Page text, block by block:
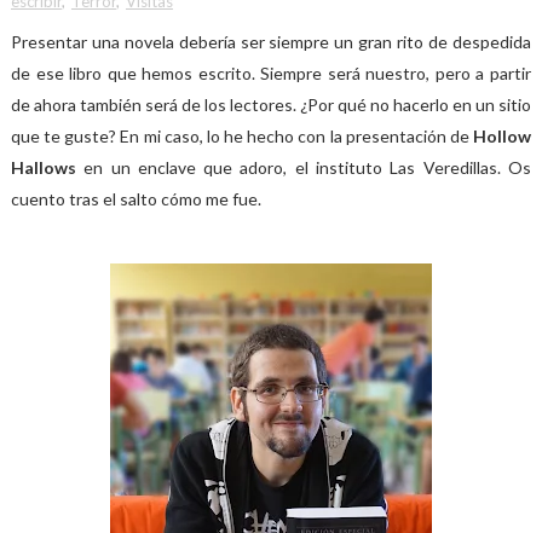
Presentar una novela debería ser siempre un gran rito de despedida
de ese libro que hemos escrito. Siempre será nuestro, pero a partir
de ahora también será de los lectores. ¿Por qué no hacerlo en un sitio
que te guste? En mi caso, lo he hecho con la presentación de Hollow
Hallows en un enclave que adoro, el instituto Las Veredillas. Os
cuento tras el salto cómo me fue.